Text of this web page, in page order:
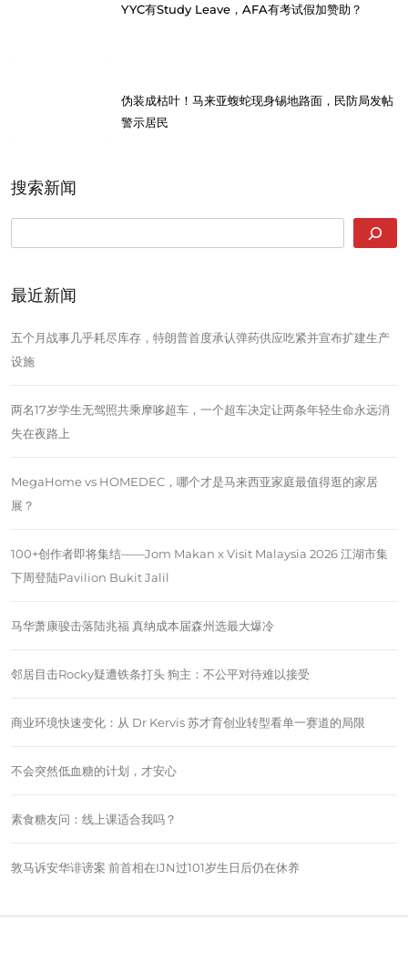
YYC有Study Leave，AFA有考试假加赞助？
伪装成枯叶！马来亚蝮蛇现身锡地路面，民防局发帖
警示居民
搜索新闻
最近新闻
五个月战事几乎耗尽库存，特朗普首度承认弹药供应吃紧并宣布扩建生产
设施
两名17岁学生无驾照共乘摩哆超车，一个超车决定让两条年轻生命永远消
失在夜路上
MegaHome vs HOMEDEC，哪个才是马来西亚家庭最值得逛的家居
展？
100+创作者即将集结——Jom Makan x Visit Malaysia 2026 江湖市集
下周登陆Pavilion Bukit Jalil
马华萧康骏击落陆兆福 真纳成本届森州选最大爆冷
邻居目击Rocky疑遭铁条打头 狗主：不公平对待难以接受
商业环境快速变化：从 Dr Kervis 苏才育创业转型看单一赛道的局限
不会突然低血糖的计划，才安心
素食糖友问：线上课适合我吗？
敦马诉安华诽谤案 前首相在IJN过101岁生日后仍在休养